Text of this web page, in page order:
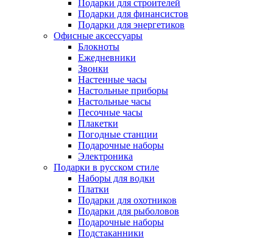
Подарки для строителей
Подарки для финансистов
Подарки для энергетиков
Офисные аксессуары
Блокноты
Ежедневники
Звонки
Настенные часы
Настольные приборы
Настольные часы
Песочные часы
Плакетки
Погодные станции
Подарочные наборы
Электроника
Подарки в русском стиле
Наборы для водки
Платки
Подарки для охотников
Подарки для рыболовов
Подарочные наборы
Подстаканники